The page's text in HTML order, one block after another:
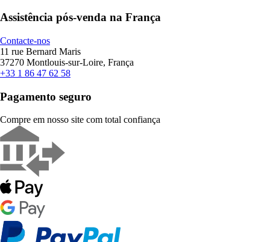
Assistência pós-venda na França
Contacte-nos
11 rue Bernard Maris
37270 Montlouis-sur-Loire, França
+33 1 86 47 62 58
Pagamento seguro
Compre em nosso site com total confiança